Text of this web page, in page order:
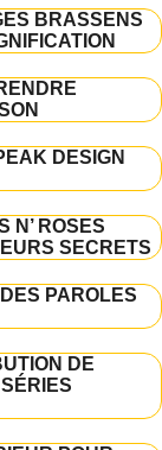
BRASSENS
DESIGN
N’ ROSES
SECRETS
PAROLES
DE